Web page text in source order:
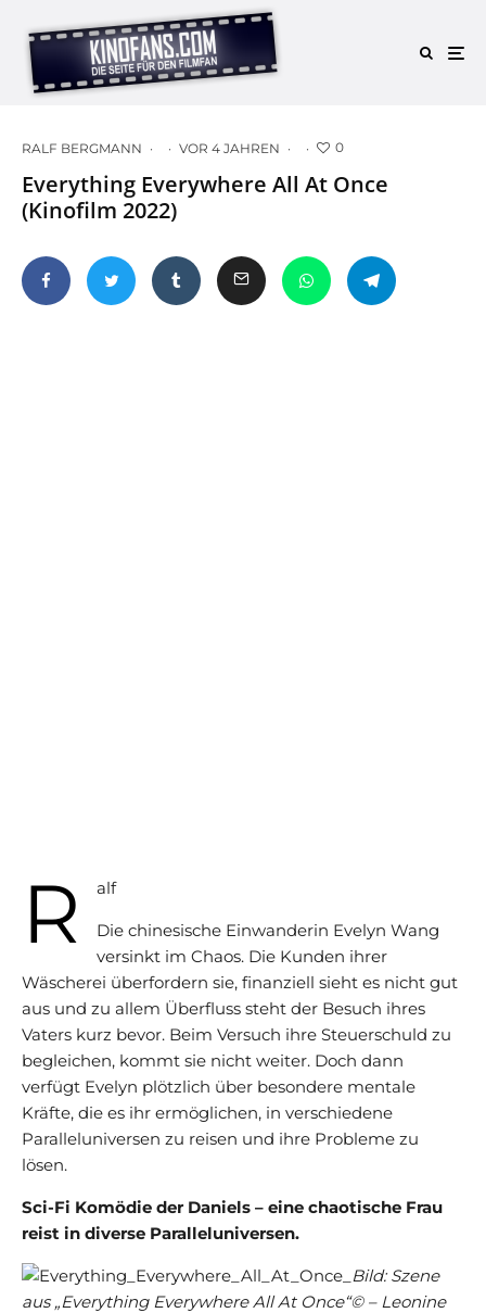
RALF BERGMANN · · VOR 4 JAHREN · · 0
Everything Everywhere All At Once
(Kinofilm 2022)
R alf
Die chinesische Einwanderin Evelyn Wang
versinkt im Chaos. Die Kunden ihrer
Wäscherei überfordern sie, finanziell sieht es nicht gut
aus und zu allem Überfluss steht der Besuch ihres
Vaters kurz bevor. Beim Versuch ihre Steuerschuld zu
begleichen, kommt sie nicht weiter. Doch dann
verfügt Evelyn plötzlich über besondere mentale
Kräfte, die es ihr ermöglichen, in verschiedene
Paralleluniversen zu reisen und ihre Probleme zu
lösen.
Sci-Fi Komödie der Daniels – eine chaotische Frau
reist in diverse Paralleluniversen.
Bild: Szene
aus „Everything Everywhere All At Once“© – Leonine